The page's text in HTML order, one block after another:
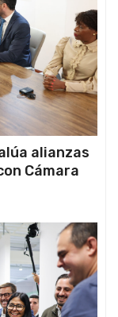
alianzas
Cámara